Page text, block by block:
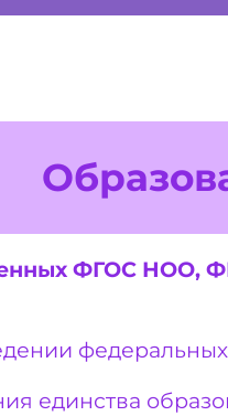
ФГОС НОО,
единства